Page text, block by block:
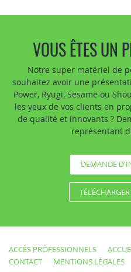
VOUS ÊTES UN
Notre super matériel de
souhaitez avoir une
Power, Ryugi, Sesame ou
les yeux de vos clients en
de qualité et innovants ?
représentant
DEMANDE
ACCÈS PROFESSIONNELS
CONTACT
MENTIONS LÉGALES